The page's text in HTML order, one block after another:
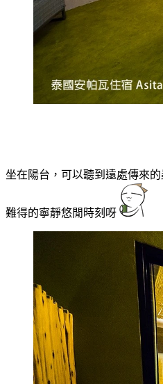
坐在陽台，可以聽到遠處傳來
難得的寧靜悠閒時刻呀